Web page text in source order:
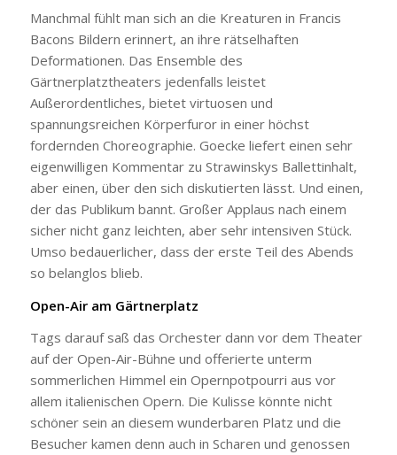
Manchmal fühlt man sich an die Kreaturen in Francis
Bacons Bildern erinnert, an ihre rätselhaften
Deformationen. Das Ensemble des
Gärtnerplatztheaters jedenfalls leistet
Außerordentliches, bietet virtuosen und
spannungsreichen Körperfuror in einer höchst
fordernden Choreographie. Goecke liefert einen sehr
eigenwilligen Kommentar zu Strawinskys Ballettinhalt,
aber einen, über den sich diskutierten lässt. Und einen,
der das Publikum bannt. Großer Applaus nach einem
sicher nicht ganz leichten, aber sehr intensiven Stück.
Umso bedauerlicher, dass der erste Teil des Abends
so belanglos blieb.
Open-Air am Gärtnerplatz
Tags darauf saß das Orchester dann vor dem Theater
auf der Open-Air-Bühne und offerierte unterm
sommerlichen Himmel ein Opernpotpourri aus vor
allem italienischen Opern. Die Kulisse könnte nicht
schöner sein an diesem wunderbaren Platz und die
Besucher kamen denn auch in Scharen und genossen